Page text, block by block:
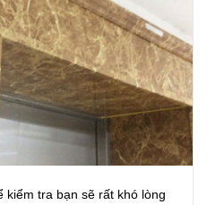
kiểm tra bạn sẽ rất khó lòng